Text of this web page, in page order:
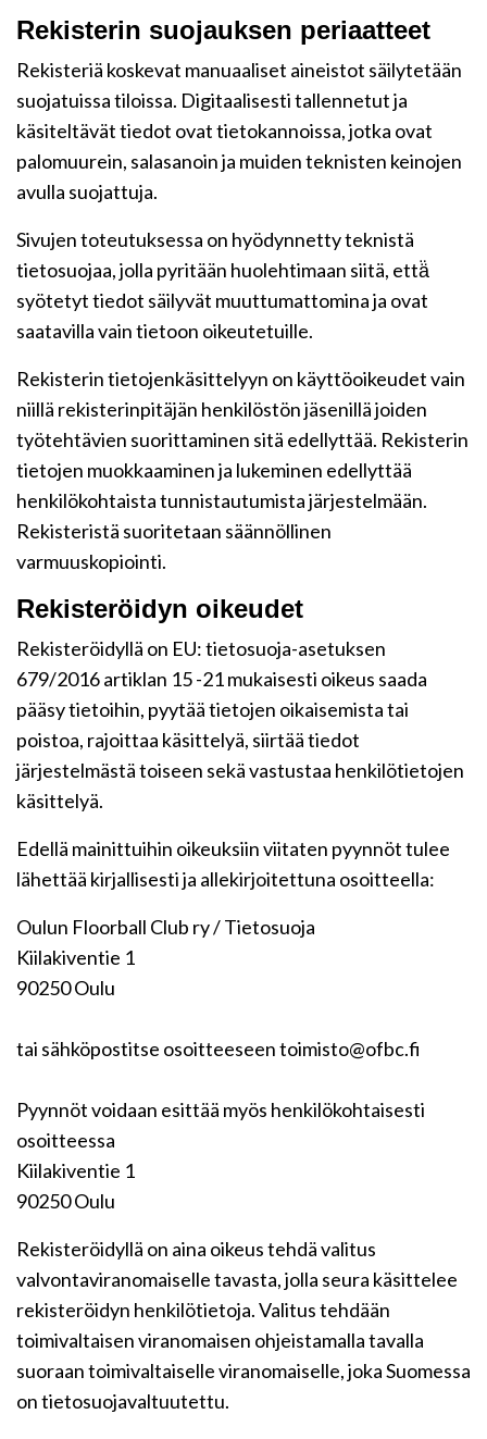
Rekisterin suojauksen periaatteet
Rekisteriä koskevat manuaaliset aineistot säilytetään
suojatuissa tiloissa. Digitaalisesti tallennetut ja
käsiteltävät tiedot ovat tietokannoissa, jotka ovat
palomuurein, salasanoin ja muiden teknisten keinojen
avulla suojattuja.
Sivujen toteutuksessa on hyödynnetty teknistä
tietosuojaa, jolla pyritään huolehtimaan siitä, että̈
syötetyt tiedot säilyvät muuttumattomina ja ovat
saatavilla vain tietoon oikeutetuille.
Rekisterin tietojenkäsittelyyn on käyttöoikeudet vain
niillä rekisterinpitäjän henkilöstön jäsenillä joiden
työtehtävien suorittaminen sitä edellyttää. Rekisterin
tietojen muokkaaminen ja lukeminen edellyttää
henkilökohtaista tunnistautumista järjestelmään.
Rekisteristä suoritetaan säännöllinen
varmuuskopiointi.
Rekisteröidyn oikeudet
Rekisteröidyllä on EU: tietosuoja-asetuksen
679/2016 artiklan 15 -21 mukaisesti oikeus saada
pääsy tietoihin, pyytää tietojen oikaisemista tai
poistoa, rajoittaa käsittelyä, siirtää tiedot
järjestelmästä toiseen sekä vastustaa henkilötietojen
käsittelyä.
Edellä mainittuihin oikeuksiin viitaten pyynnöt tulee
lähettää kirjallisesti ja allekirjoitettuna osoitteella:
Oulun Floorball Club ry / Tietosuoja
Kiilakiventie 1
90250 Oulu
tai sähköpostitse osoitteeseen toimisto@ofbc.fi
Pyynnöt voidaan esittää myös henkilökohtaisesti
osoitteessa
Kiilakiventie 1
90250 Oulu
Rekisteröidyllä on aina oikeus tehdä valitus
valvontaviranomaiselle tavasta, jolla seura käsittelee
rekisteröidyn henkilötietoja. Valitus tehdään
toimivaltaisen viranomaisen ohjeistamalla tavalla
suoraan toimivaltaiselle viranomaiselle, joka Suomessa
on tietosuojavaltuutettu.